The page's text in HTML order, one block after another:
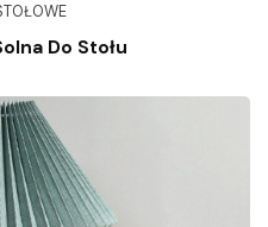
Do Stołu